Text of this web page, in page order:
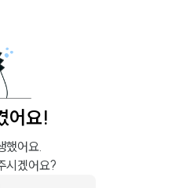
어요!
했어요.
시겠어요?